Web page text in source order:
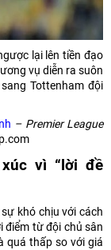
lại lên tiền đạo
vụ diễn ra suôn
Tottenham đội
– Premier League
vì “lời đề
khó chịu với cách
điểm từ đội chủ sân
quá thấp so với giá